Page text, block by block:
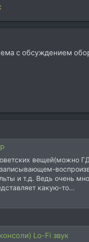
с обсуждением
вещей(можно
и т.д. Ведь очень
какую-то...
Lo-Fi звук